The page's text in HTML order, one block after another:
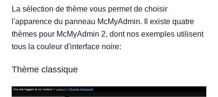
La sélection de thème vous permet de choisir
l'apparence du panneau McMyAdmin. Il existe quatre
thèmes pour McMyAdmin 2, dont nos exemples utilisent
tous la couleur d'interface noire:
Thème classique